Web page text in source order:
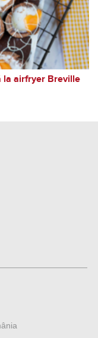
la airfryer Breville